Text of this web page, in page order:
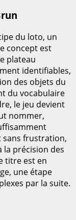
du loto, un
concept est
plateau
identifiables,
des objets du
du vocabulaire
le jeu devient
nommer,
sans frustration,
la précision des
titre est en
une étape
par la suite.